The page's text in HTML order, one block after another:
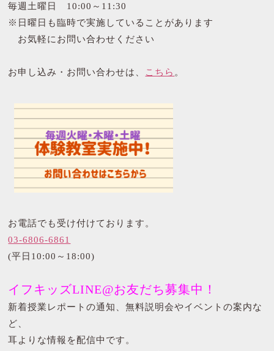
毎週土曜日 10:00～11:30
※日曜日も臨時で実施していることがあります
お気軽にお問い合わせください
お申し込み・お問い合わせは、 こちら 。
お電話でも受け付けております。
03-6806-6861
(平日10:00～18:00)
イフキッズLINE@お友だち募集中！
新着授業レポートの通知、無料説明会やイベントの案内な
ど、
耳よりな情報を配信中です。